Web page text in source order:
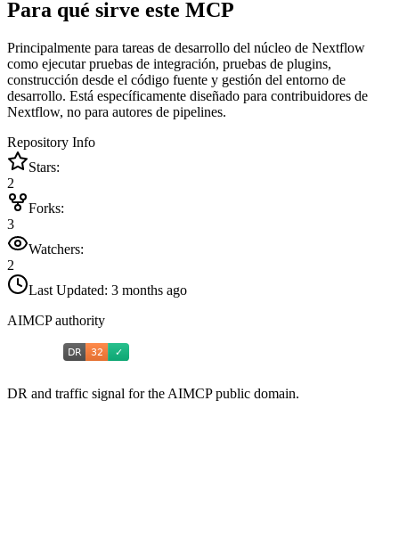
Para qué sirve este MCP
Principalmente para tareas de desarrollo del núcleo de Nextflow
como ejecutar pruebas de integración, pruebas de plugins,
construcción desde el código fuente y gestión del entorno de
desarrollo. Está específicamente diseñado para contribuidores de
Nextflow, no para autores de pipelines.
Repository Info
Stars:
2
Forks:
3
Watchers:
2
Last Updated: 3 months ago
AIMCP authority
DR and traffic signal for the AIMCP public domain.